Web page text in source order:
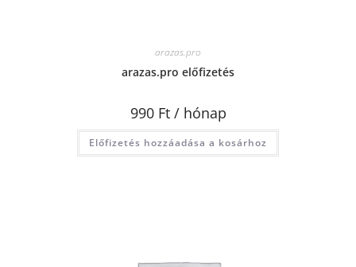
arazas.pro
arazas.pro előfizetés
990 Ft / hónap
Előfizetés hozzáadása a kosárhoz